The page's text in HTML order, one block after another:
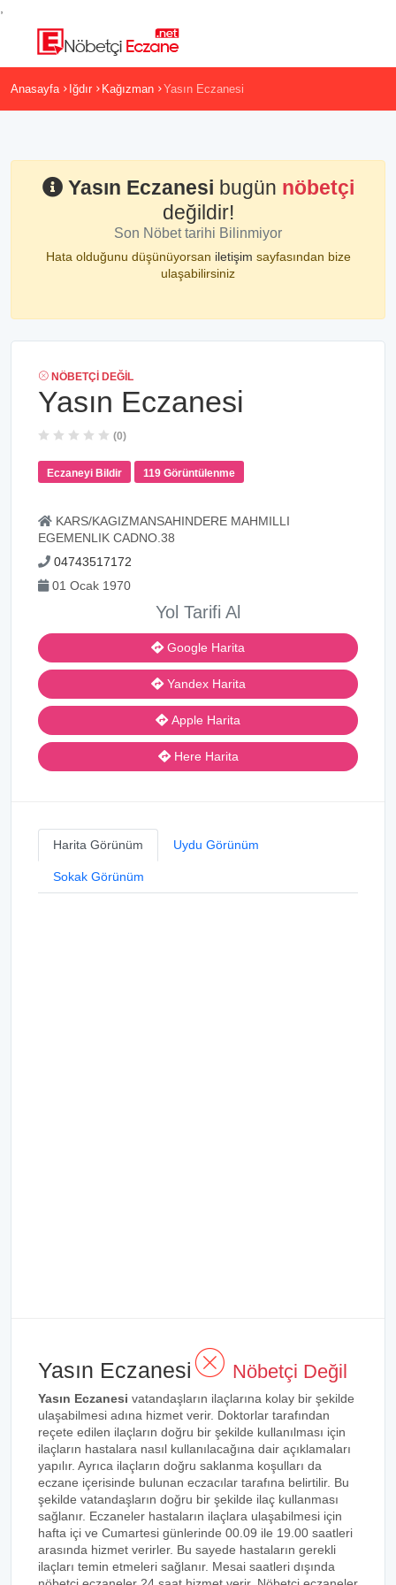
Anasayfa Iğdır Kağızman Yasın Eczanesi
Yasın Eczanesi bugün nöbetçi
değildir!
Son Nöbet tarihi Bilinmiyor
Hata olduğunu düşünüyorsan iletişim sayfasından bize
ulaşabilirsiniz
NÖBETÇI DEĞIL
Yasın Eczanesi
(0)
Eczaneyi Bildir 119 Görüntülenme
KARS/KAGIZMANSAHINDERE MAHMILLI
EGEMENLIK CADNO.38
04743517172
01 Ocak 1970
Yol Tarifi Al
Google Harita
Yandex Harita
Apple Harita
Here Harita
Harita Görünüm Uydu Görünüm
Sokak Görünüm
Yasın Eczanesi Nöbetçi Değil
Yasın Eczanesi vatandaşların ilaçlarına kolay bir şekilde
ulaşabilmesi adına hizmet verir. Doktorlar tarafından
reçete edilen ilaçların doğru bir şekilde kullanılması için
ilaçların hastalara nasıl kullanılacağına dair açıklamaları
yapılır. Ayrıca ilaçların doğru saklanma koşulları da
eczane içerisinde bulunan eczacılar tarafına belirtilir. Bu
şekilde vatandaşların doğru bir şekilde ilaç kullanması
sağlanır. Eczaneler hastaların ilaçlara ulaşabilmesi için
hafta içi ve Cumartesi günlerinde 00.09 ile 19.00 saatleri
arasında hizmet verirler. Bu sayede hastaların gerekli
ilaçları temin etmeleri sağlanır. Mesai saatleri dışında